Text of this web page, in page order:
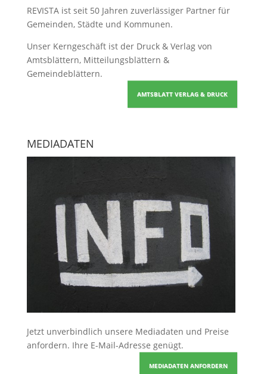
REVISTA ist seit 50 Jahren zuverlässiger Partner für
Gemeinden, Städte und Kommunen.
Unser Kerngeschäft ist der Druck & Verlag von
Amtsblättern, Mitteilungsblättern &
Gemeindeblättern.
AMTSBLATT VERLAG & DRUCK
MEDIADATEN
Jetzt unverbindlich unsere Mediadaten und Preise
anfordern. Ihre E-Mail-Adresse genügt.
MEDIADATEN ANFORDERN